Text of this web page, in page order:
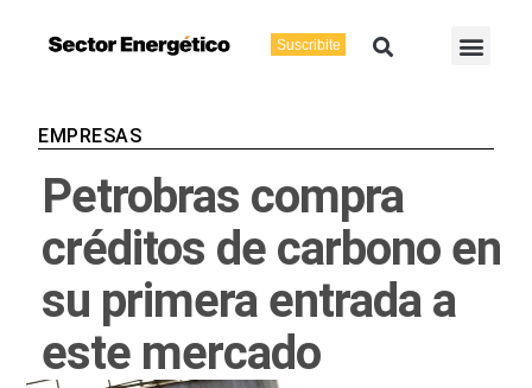
Suscribite Buscar
EMPRESAS
Petrobras compra
créditos de carbono en
su primera entrada a
este mercado